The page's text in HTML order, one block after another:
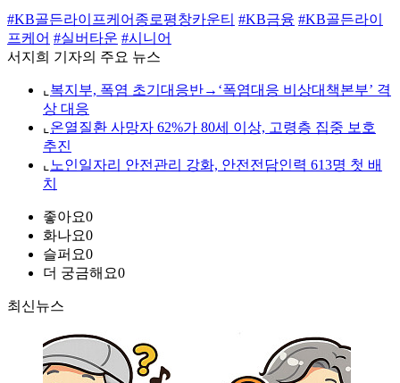
#KB골든라이프케어종로평창카운티 #KB금융 #KB골든라이
프케어 #실버타운 #시니어
서지희 기자의 주요 뉴스
⌞ 복지부, 폭염 초기대응반→‘폭염대응 비상대책본부’ 격
상 대응
⌞ 온열질환 사망자 62%가 80세 이상, 고령층 집중 보호
추진
⌞ 노인일자리 안전관리 강화, 안전전담인력 613명 첫 배
치
좋아요0
화나요0
슬퍼요0
더 궁금해요0
최신뉴스